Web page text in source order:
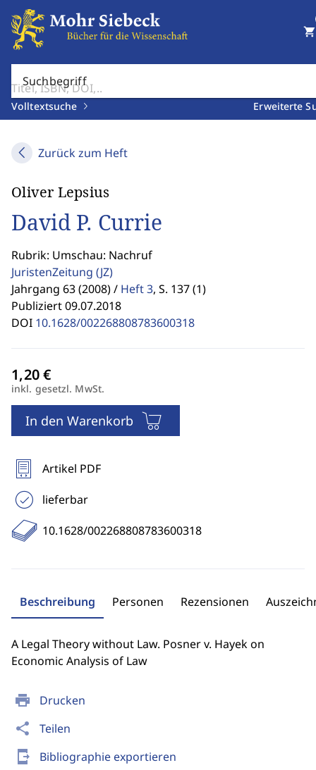
Suchbegriff
Volltextsuche Erweiterte
shopping_cart
Zurück zum Heft
print Drucken
share Teilen
send_to_mobile Bibliographie exportieren
Oliver Lepsius
David P. Currie
Rubrik: Umschau: Nachruf
JuristenZeitung (JZ)
Jahrgang 63 (2008) / Heft 3, S. 137 (1)
Publiziert 09.07.2018
DOI 10.1628/002268808783600318
inkl. gesetzl. MwSt.
In den Warenkorb
Artikel PDF
lieferbar
10.1628/002268808783600318
Beschreibung Personen Rezensionen
A Legal Theory without Law. Posner v. Hayek on
Economic Analysis of Law